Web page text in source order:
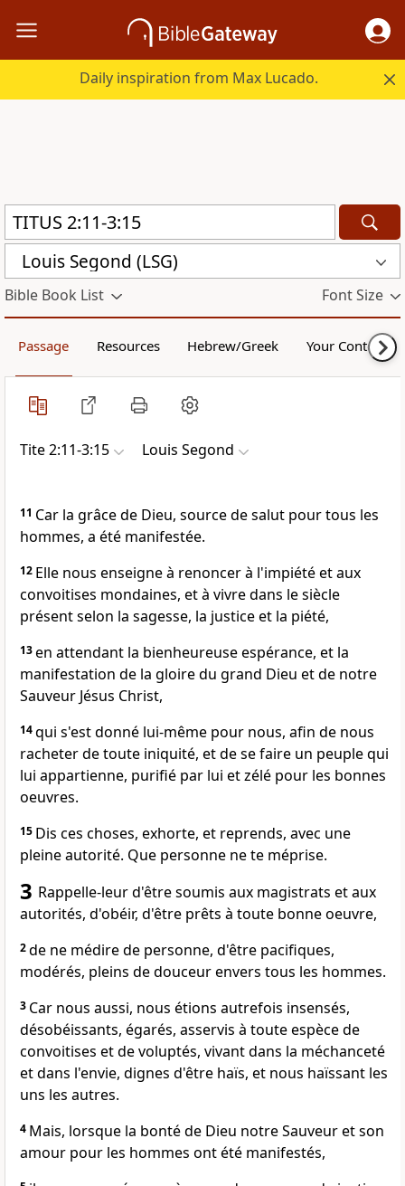
Daily inspiration from Max Lucado.
Louis Segond (LSG)
Bible Book List Font Size
Passage Resources Hebrew/Greek Your Content
Tite 2:11-3:15 Louis Segond
11 Car la grâce de Dieu, source de salut pour tous les
hommes, a été manifestée.
12 Elle nous enseigne à renoncer à l'impiété et aux
convoitises mondaines, et à vivre dans le siècle
présent selon la sagesse, la justice et la piété,
13en attendant la bienheureuse espérance, et la
manifestation de la gloire du grand Dieu et de notre
Sauveur Jésus Christ,
14qui s'est donné lui-même pour nous, afin de nous
racheter de toute iniquité, et de se faire un peuple qui
lui appartienne, purifié par lui et zélé pour les bonnes
oeuvres.
15 Dis ces choses, exhorte, et reprends, avec une
pleine autorité. Que personne ne te méprise.
3 Rappelle-leur d'être soumis aux magistrats et aux
autorités, d'obéir, d'être prêts à toute bonne oeuvre,
2de ne médire de personne, d'être pacifiques,
modérés, pleins de douceur envers tous les hommes.
3 Car nous aussi, nous étions autrefois insensés,
désobéissants, égarés, asservis à toute espèce de
convoitises et de voluptés, vivant dans la méchanceté
et dans l'envie, dignes d'être haïs, et nous haïssant les
uns les autres.
4 Mais, lorsque la bonté de Dieu notre Sauveur et son
amour pour les hommes ont été manifestés,